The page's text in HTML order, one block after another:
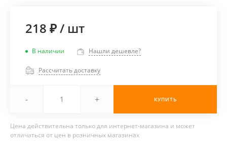
218 ₽/ шт
В наличии Нашли дешевле?
Рассчитать доставку
- + КУПИТЬ
Цена действительна только для интернет-магазина и может
отличаться от цен в розничных магазинах